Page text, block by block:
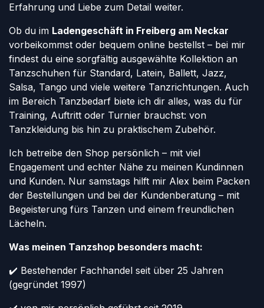
Erfahrung und Liebe zum Detail weiter.
Ob du im Ladengeschäft in Freiberg am Neckar
vorbeikommst oder bequem online bestellst – bei mir
findest du eine sorgfältig ausgewählte Kollektion an
Tanzschuhen für Standard, Latein, Ballett, Jazz,
Salsa, Tango und viele weitere Tanzrichtungen. Auch
im Bereich Tanzbedarf biete ich dir alles, was du für
Training, Auftritt oder Turnier brauchst: von
Tanzkleidung bis hin zu praktischem Zubehör.
Ich betreibe den Shop persönlich – mit viel
Engagement und echter Nähe zu meinen Kundinnen
und Kunden. Nur samstags hilft mir Alex beim Packen
der Bestellungen und bei der Kundenberatung – mit
Begeisterung fürs Tanzen und einem freundlichen
Lächeln.
Was meinen Tanzshop besonders macht:
✔️ Bestehender Fachhandel seit über 25 Jahren
(gegründet 1997)